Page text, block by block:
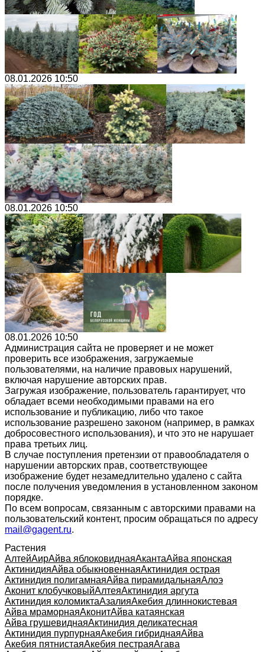
08.01.2026 10:50
08.01.2026 10:50
08.01.2026 10:50
Администрация сайта не проверяет и не может
проверить все изображения, загружаемые
пользователями, на наличие правовых нарушений,
включая нарушение авторских прав.
Загружая изображение, пользователь гарантирует, что
обладает всеми необходимыми правами на его
использование и публикацию, либо что такое
использование разрешено законом (например, в рамках
добросовестного использования), и что это не нарушает
права третьих лиц.
В случае поступления претензии от правообладателя о
нарушении авторских прав, соответствующее
изображение будет незамедлительно удалено с сайта
после получения уведомления в установленном законом
порядке.
По всем вопросам, связанным с авторскими правами на
пользовательский контент, просим обращаться по адресу
mail@gagent.ru.
Растения
АлтейАирАйва яблоковиднаяАкантаАйва японская
АктинидияАйва обыкновеннаяАктинидия острая
Актинидия полигамнаяАйва пирамидальнаяАлоэ
Аконит клобучковыйАлтеяАктинидия аргута
Актинидия коломиктаАзалияАкебия длиннокистевая
Айва мраморнаяАконитАйва катаянская
Айва грушевиднаяАктинидия деликатесная
Актинидия пурпурнаяАкебия гибриднаяАйва
Акебия пятнистаяАкебия пестраяАгава